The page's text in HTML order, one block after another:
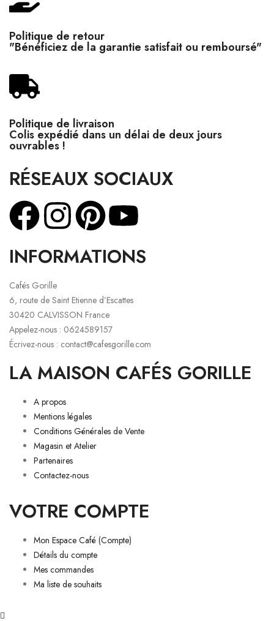
Politique de retour
"Bénéficiez de la garantie satisfait ou remboursé"
Politique de livraison
Colis expédié dans un délai de deux jours
ouvrables !
RÉSEAUX SOCIAUX
INFORMATIONS
Cafés Gorille
6, route de Saint Etienne d’Escattes
30420 CALVISSON France
Appelez-nous : 0624589157
Écrivez-nous : contact@cafesgorille.com
LA MAISON CAFÉS GORILLE
A propos
Mentions légales
Conditions Générales de Vente
Magasin et Atelier
Partenaires
Contactez-nous
VOTRE COMPTE
Mon Espace Café (Compte)
Détails du compte
Mes commandes
Ma liste de souhaits